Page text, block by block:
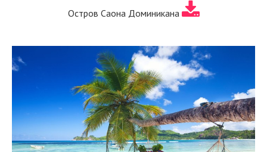
Остров Саона Доминикана